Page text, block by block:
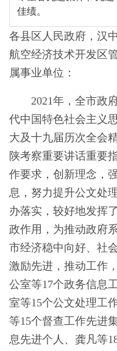
佳绩。
各县区人民政府，汉
航空经济技术开发区
属事业单位：
2021年，全市政
代中国特色社会主义
大及十九届历次全会
陕考察重要讲话重要
作要求，创新理念，
息，努力提升公文处
办落实，较好地发挥
政作用，为推动政府
市经济稳中向好、社
激励先进，推动工作
公室等17个政务信息
室等15个公文处理工
等15个督查工作先进
息先进个人、龚凡等